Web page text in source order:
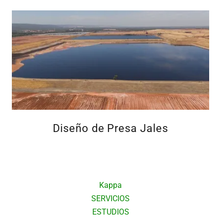
Diseño de Presa Jales
Kappa
SERVICIOS
ESTUDIOS